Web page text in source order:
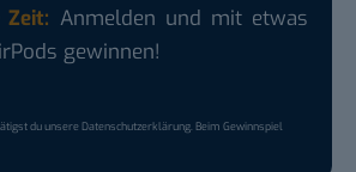
Anmelden und mit etwas
gewinnen!
du unsereDatenschutzerklärung. Beim Gewinnspiel